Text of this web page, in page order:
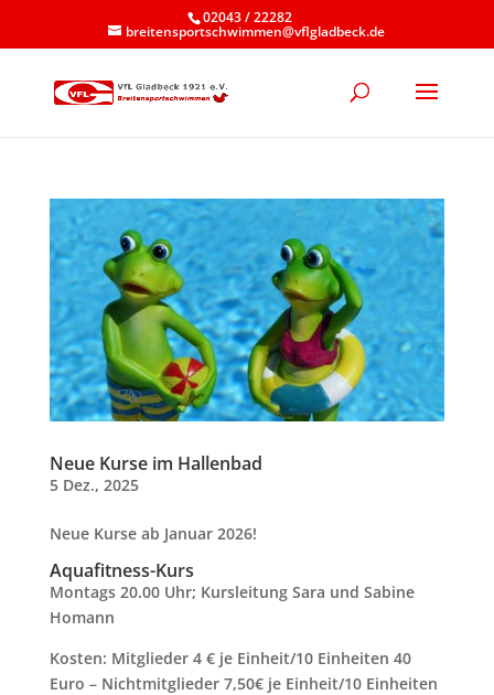
02043 / 22282
breitensportschwimmen@vflgladbeck.de
Neue Kurse im Hallenbad
5 Dez., 2025
Neue Kurse ab Januar 2026!
Aquafitness-Kurs
Montags 20.00 Uhr; Kursleitung Sara und Sabine
Homann
Kosten: Mitglieder 4 € je Einheit/10 Einheiten 40
Euro – Nichtmitglieder 7,50€ je Einheit/10 Einheiten